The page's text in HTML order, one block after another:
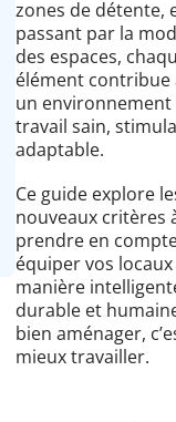
zones de détente,
passant par la
des espaces,
élément contribue
un environnement
travail sain,
adaptable.
Ce guide explore
nouveaux critères
prendre en
équiper vos
manière
durable et
bien aménager,
mieux travailler.